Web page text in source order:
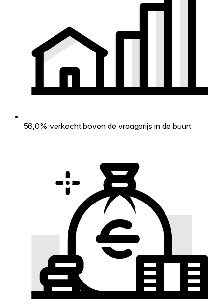
56,0% verkocht boven de vraagprijs in de buurt